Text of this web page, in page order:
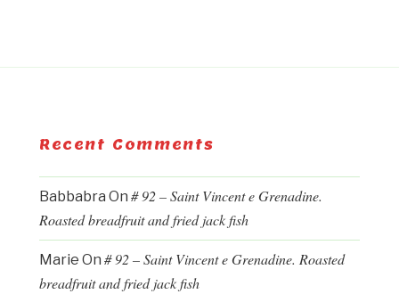
Recent Comments
Babbabra On # 92 – Saint Vincent e Grenadine.
Roasted breadfruit and fried jack fish
Marie On # 92 – Saint Vincent e Grenadine. Roasted
breadfruit and fried jack fish